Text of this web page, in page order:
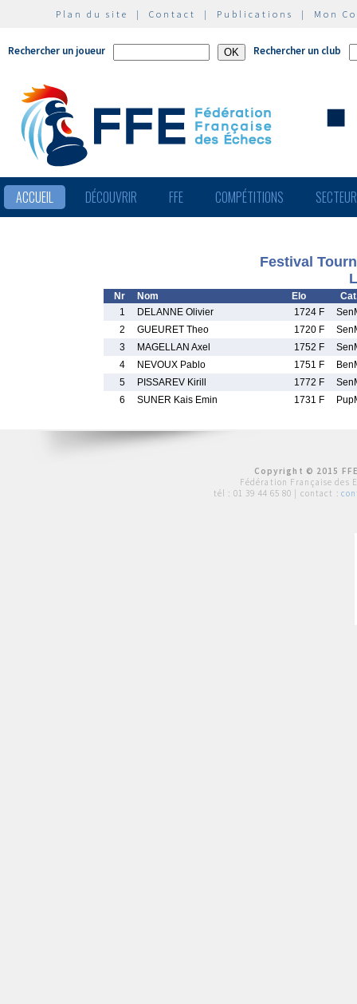
Plan du site | Contact | Publications | Mon
Rechercher un joueur Rechercher un club
ACCUEIL DÉCOUVRIR FFE COMPÉTITIONS
Festival
Nr Nom Elo
1
DELANNE Olivier 1724 F
2
GUEURET Theo 1720 F
3
MAGELLAN Axel 1752 F
4
NEVOUX Pablo 1751 F
5
PISSAREV Kirill 1772 F
6
SUNER Kais Emin 1731 F
Copyright © 2015
Fédération Française des
tél : 01 39 44 65 80 | contact :